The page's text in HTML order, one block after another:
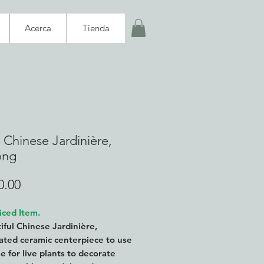
Acerca Tienda
Chinese Jardinière,
Precio
Item.
Chinese Jardinière,
ceramic centerpiece to use
for live plants to decorate